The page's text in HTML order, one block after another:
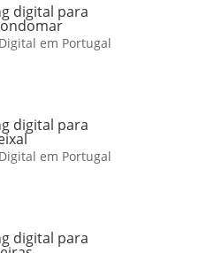
digital para
em Portugal
digital para
em Portugal
digital para